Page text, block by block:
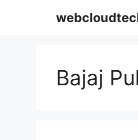
Bajaj